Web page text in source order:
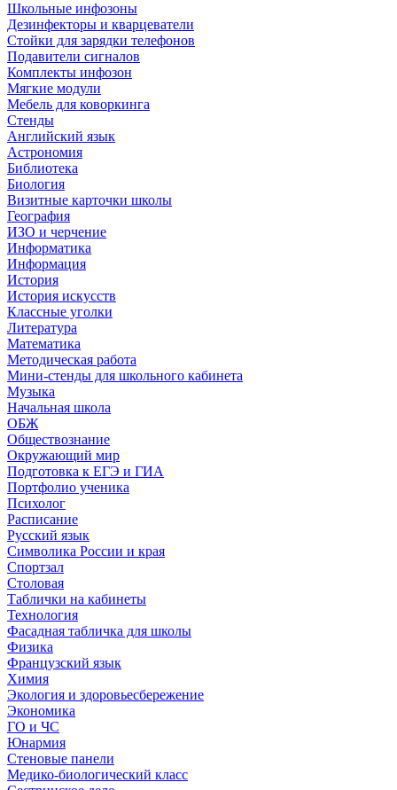
Школьные инфозоны
Дезинфекторы и кварцеватели
Стойки для зарядки телефонов
Подавители сигналов
Комплекты инфозон
Мягкие модули
Мебель для коворкинга
Стенды
Английский язык
Астрономия
Библиотека
Биология
Визитные карточки школы
География
ИЗО и черчение
Информатика
Информация
История
История искусств
Классные уголки
Литература
Математика
Методическая работа
Мини-стенды для школьного кабинета
Музыка
Начальная школа
ОБЖ
Обществознание
Окружающий мир
Подготовка к ЕГЭ и ГИА
Портфолио ученика
Психолог
Расписание
Русский язык
Символика России и края
Спортзал
Столовая
Таблички на кабинеты
Технология
Фасадная табличка для школы
Физика
Французский язык
Химия
Экология и здоровьесбережение
Экономика
ГО и ЧС
Юнармия
Стеновые панели
Медико-биологический класс